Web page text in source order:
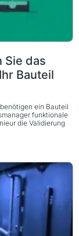
Sie das
Bauteil
ein Bauteil
funktionale
die Validierung